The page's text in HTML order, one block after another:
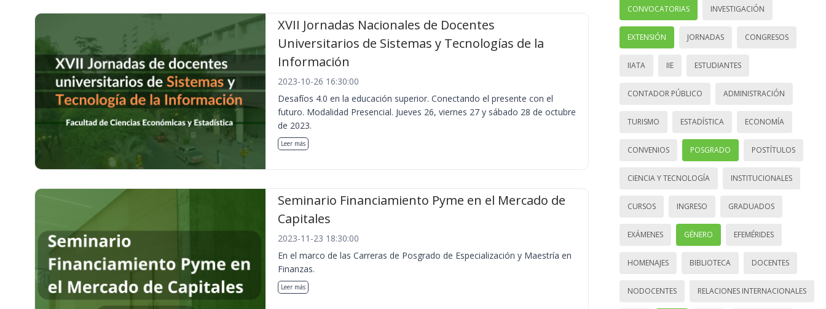
XVII Jornadas Nacionales de Docentes
Universitarios de Sistemas y Tecnologías de la
Información
2023-10-26 16:30:00
Desafíos 4.0 en la educación superior. Conectando el presente con el
futuro. Modalidad Presencial. Jueves 26, viernes 27 y sábado 28 de octubre
de 2023.
Leer más
Seminario Financiamiento Pyme en el Mercado de
Capitales
2023-11-23 18:30:00
En el marco de las Carreras de Posgrado de Especialización y Maestría en
Finanzas.
Leer más
CONVOCATORIAS INVESTIGACIÓN
EXTENSIÓN JORNADAS CONGRESOS
IIATA IIE ESTUDIANTES
CONTADOR PÚBLICO ADMINISTRACIÓN
TURISMO ESTADÍSTICA ECONOMÍA
CONVENIOS POSGRADO POSTÍTULOS
CIENCIA Y TECNOLOGÍA INSTITUCIONALES
CURSOS INGRESO GRADUADOS
EXÁMENES GÉNERO EFEMÉRIDES
HOMENAJES BIBLIOTECA DOCENTES
NODOCENTES RELACIONES INTERNACIONALES